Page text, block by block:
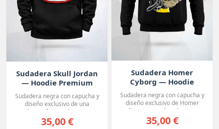
Sudadera Skull Jordan
— Hoodie Premium
Sudadera negra con capucha y
diseño exclusivo de una
calavera fusionada con u...
35,00 €
Sudadera Homer
Cyborg — Hoodie
Sudadera negra con capucha y
diseño exclusivo de Homer
Simpson con la cabeza ...
35,00 €